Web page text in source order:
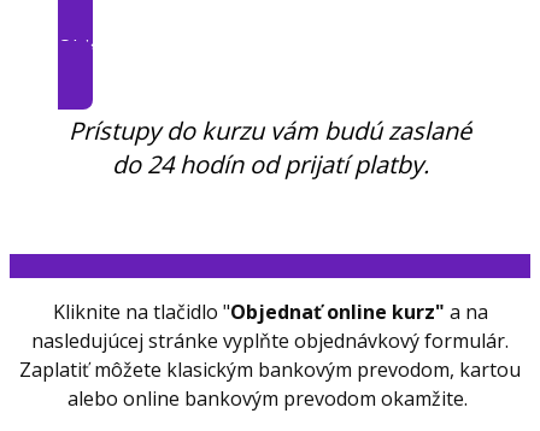
Objednať online kurz >>>
Prístupy do kurzu vám budú zaslané
do 24 hodín od prijatí platby.
Kliknite na tlačidlo "Objednať online kurz" a na
nasledujúcej stránke vyplňte objednávkový formulár.
Zaplatiť môžete klasickým bankovým prevodom, kartou
alebo online bankovým prevodom okamžite.